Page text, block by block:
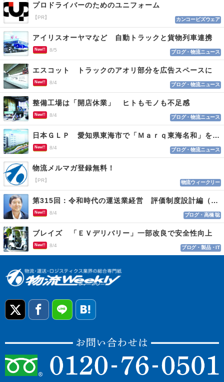
プロドライバーのためのユニフォーム
【PR】 カンコービズウェア
アイリスオーヤマなど 自動トラックと貨物列車連携
New!! 8/5 ブログ・物流ニュース
エスコット トラックのアオリ部分を広告スペースに
New!! 8/4 ブログ・物流ニュース
整備工場は「開店休業」 ヒトもモノも不足感
New!! 8/4 ブログ・物流ニュース
日本ＧＬＰ 愛知県東海市で「Ｍａｒｑ東海名和」を開発
New!! 8/4 ブログ・物流ニュース
物流メルマガ登録無料！
【PR】 物流ウィークリー
第315回：令和時代の運送業経営 評価制度設計編（１１５）
New!! 8/4 ブログ・高橋 聡
ブレイズ 「ＥＶデリバリー」一部改良で安全性向上
New!! 8/4 ブログ・製品・IT